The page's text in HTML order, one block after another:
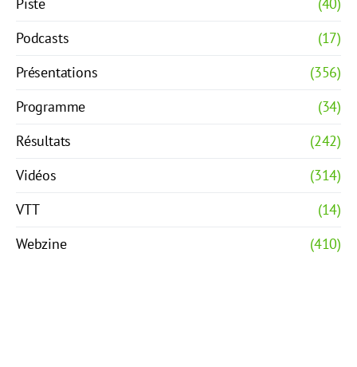
Piste
(40)
Podcasts
(17)
Présentations
(356)
Programme
(34)
Résultats
(242)
Vidéos
(314)
VTT
(14)
Webzine
(410)